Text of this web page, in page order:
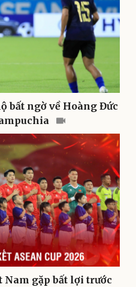
Giải trí
Nghệ sĩ
Thời trang
Sao Việt
bất ngờ về Hoàng Đức
Nam gặp bất lợi trước